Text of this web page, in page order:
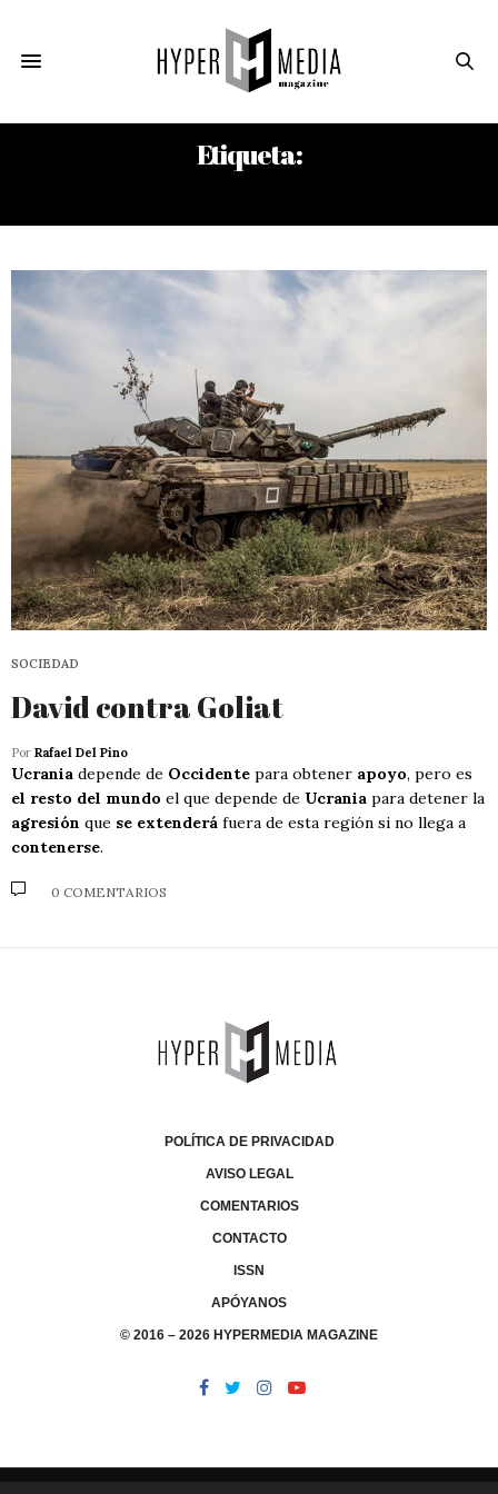
Etiqueta:
SOCIEDAD
David contra Goliat
Por Rafael Del Pino
Ucrania depende de Occidente para obtener apoyo, pero es
el resto del mundo el que depende de Ucrania para detener la
agresión que se extenderá fuera de esta región si no llega a
contenerse.
0 COMENTARIOS
POLÍTICA DE PRIVACIDAD
AVISO LEGAL
COMENTARIOS
CONTACTO
ISSN
APÓYANOS
© 2016 – 2026 HYPERMEDIA MAGAZINE